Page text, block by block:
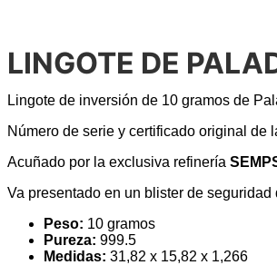
LINGOTE DE
Lingote de inversión de 10 gramos de
Número de serie y certificado original de
Acuñado por la exclusiva refinería
Va presentado en un blister de
Peso: 10 gramos
Pureza: 999.5
Medidas: 31,82 x 15,82 x 1,266